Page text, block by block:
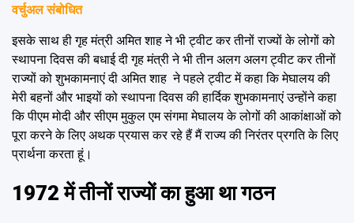
वर्चुअल संबोधित
इसके साथ ही गृह मंत्री अमित शाह ने भी ट्वीट कर तीनों राज्यों के लोगों को
स्थापना दिवस की बधाई दी गृह मंत्री ने भी तीन अलग अलग ट्वीट कर तीनों
राज्यों को शुभकामनाएं दी अमित शाह ने पहले ट्वीट में कहा कि मेघालय की
मेरी बहनों और भाइयों को स्थापना दिवस की हार्दिक शुभकामनाएं उन्होंने कहा
कि पीएम मोदी और सीएम मुकुल एम संगमा मेघालय के लोगों की आकांक्षाओं को
पूरा करने के लिए अथक प्रयास कर रहे हैं मैं राज्य की निरंतर प्रगति के लिए
प्रार्थना करता हूं।
1972 में तीनों राज्यों का हुआ था गठन